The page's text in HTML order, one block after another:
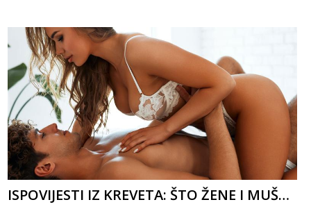
ISPOVIJESTI IZ KREVETA: ŠTO ŽENE I MUŠKARCI STVARNO MISLE O SEKSU NA JEDNU NOĆ